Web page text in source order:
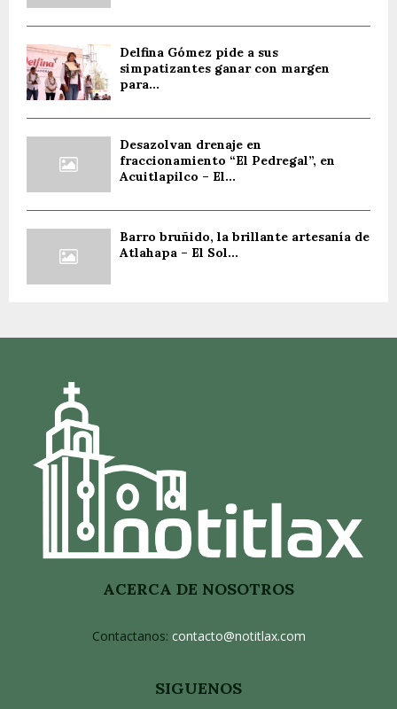
Delfina Gómez pide a sus
simpatizantes ganar con margen
para...
Desazolvan drenaje en
fraccionamiento “El Pedregal”, en
Acuitlapilco – El...
Barro bruñido, la brillante artesanía de
Atlahapa – El Sol...
ACERCA DE NOSOTROS
Contactanos: contacto@notitlax.com
SIGUENOS